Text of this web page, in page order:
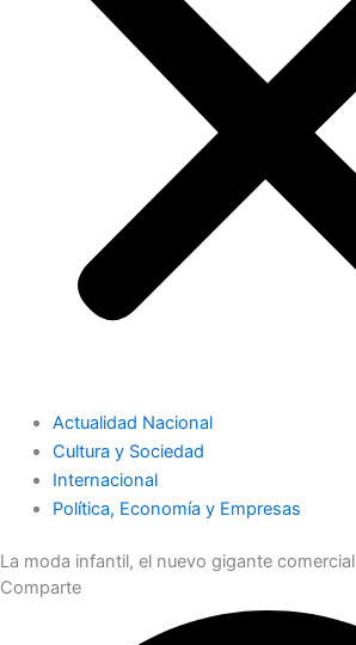
Actualidad Nacional
Cultura y Sociedad
Internacional
Política, Economía y Empresas
La moda infantil, el nuevo gigante comercial
Comparte